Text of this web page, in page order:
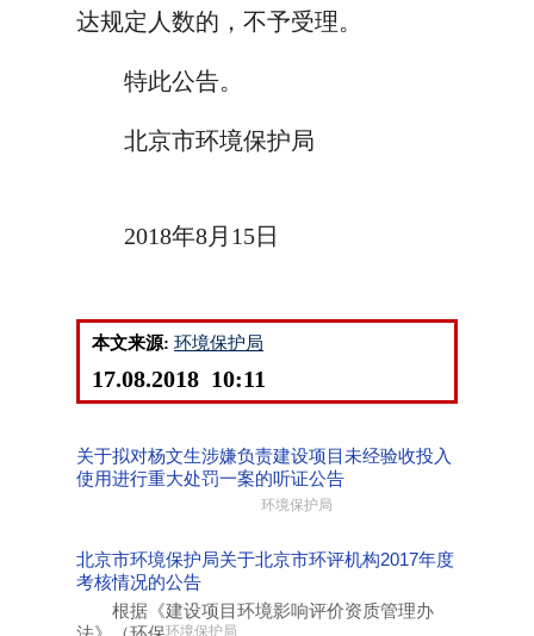
达规定人数的，不予受理。
特此公告。
北京市环境保护局
2018年8月15日
本文来源: 环境保护局
17.08.2018 10:11
关于拟对杨文生涉嫌负责建设项目未经验收投入
使用进行重大处罚一案的听证公告
环境保护局
北京市环境保护局关于北京市环评机构2017年度
考核情况的公告
根据《建设项目环境影响评价资质管理办
环境保护局